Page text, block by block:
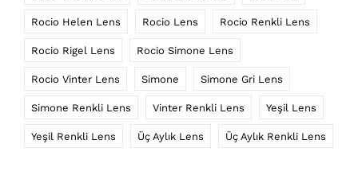
Rocio Helen Lens Rocio Lens Rocio Renkli Lens
Rocio Rigel Lens Rocio Simone Lens
Rocio Vinter Lens Simone Simone Gri Lens
Simone Renkli Lens Vinter Renkli Lens Yeşil Lens
Yeşil Renkli Lens Üç Aylık Lens Üç Aylık Renkli Lens